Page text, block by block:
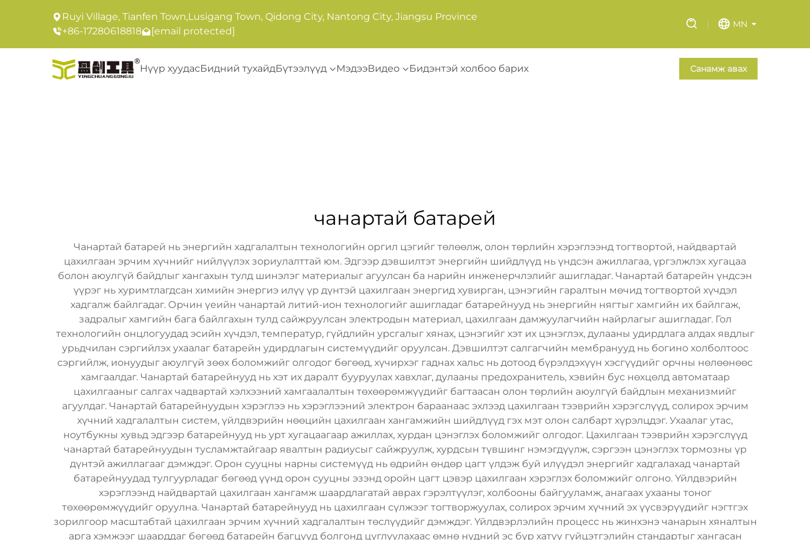
Ruyi Village, Tianfen Town,Lusigang Town, Qidong City, Nantong City, Jiangsu Province
+86-17280618818
[email protected]
MN
Нүүр хуудасБидний тухайдБүтээлүүд МэдээВидео Бидэнтэй холбоо барих Санамж авах
чанартай батарей
Чанартай батарей нь энергийн хадгалалтын технологийн оргил цэгийг төлөөлж, олон төрлийн хэрэглээнд тогтвортой, найдвартай
цахилгаан эрчим хүчнийг нийлүүлэх зориулалттай юм. Эдгээр дэвшилтэт энергийн шийдлүүд нь үндсэн ажиллагаа, үргэлжлэх хугацаа
болон аюулгүй байдлыг хангахын тулд шинэлэг материалыг агуулсан ба нарийн инженерчлэлийг ашигладаг. Чанартай батарейн үндсэн
үүрэг нь хуримтлагдсан химийн энергиэ илүү үр дүнтэй цахилгаан энергид хувирган, цэнэгийн гаралтын мөчид тогтвортой хүчдэл
хадгалж байлгадаг. Орчин үеийн чанартай литий-ион технологийг ашигладаг батарейнууд нь энергийн нягтыг хамгийн их байлгаж,
задралыг хамгийн бага байлгахын тулд сайжруулсан электродын материал, цахилгаан дамжуулагчийн найрлагыг ашигладаг. Гол
технологийн онцлогуудад эсийн хүчдэл, температур, гүйдлийн урсгалыг хянах, цэнэгийг хэт их цэнэглэх, дулааны удирдлага алдах явдлыг
урьдчилан сэргийлэх ухаалаг батарейн удирдлагын системүүдийг оруулсан. Дэвшилтэт салгагчийн мембранууд нь богино холболтоос
сэргийлж, ионуудыг аюулгүй зөөх боломжийг олгодог бөгөөд, хүчирхэг гаднах хальс нь дотоод бүрэлдэхүүн хэсгүүдийг орчны нөлөөнөөс
хамгаалдаг. Чанартай батарейнууд нь хэт их даралт бууруулах хавхлаг, дулааны предохранитель, хэвийн бус нөхцөлд автоматаар
цахилгааныг салгах чадвартай хэлхээний хамгаалалтын төхөөрөмжүүдийг багтаасан олон төрлийн аюулгүй байдлын механизмийг
агуулдаг. Чанартай батарейнуудын хэрэглээ нь хэрэглээний электрон бараанаас эхлээд цахилгаан тээврийн хэрэгслүүд, солирох эрчим
хүчний хадгалалтын систем, үйлдвэрийн нөөцийн цахилгаан хангамжийн шийдлүүд гэх мэт олон салбарт хүрэлцдэг. Ухаалаг утас,
ноутбукны хувьд эдгээр батарейнууд нь урт хугацаагаар ажиллах, хурдан цэнэглэх боломжийг олгодог. Цахилгаан тээврийн хэрэгслүүд
чанартай батарейнуудын тусламжтайгаар явалтын радиусыг сайжруулж, хурдсын түвшинг нэмэгдүүлж, сэргээн цэнэглэх тормозны үр
дүнтэй ажиллагааг дэмждэг. Орон сууцны нарны системүүд нь өдрийн өндөр цагт үлдэж буй илүүдэл энергийг хадгалахад чанартай
батарейнуудад тулгуурладаг бөгөөд үүнд орон сууцны эзэнд оройн цагт цэвэр цахилгаан хэрэглэх боломжийг олгоно. Үйлдвэрийн
хэрэглээнд найдвартай цахилгаан хангамж шаардлагатай аврах гэрэлтүүлэг, холбооны байгууламж, анагаах ухааны тоног
төхөөрөмжүүдийг оруулна. Чанартай батарейнууд нь цахилгаан сүлжээг тогтворжуулах, солирох эрчим хүчний эх үүсвэрүүдийг нэгтгэх
зорилгоор масштабтай цахилгаан эрчим хүчний хадгалалтын төслүүдийг дэмждэг. Үйлдвэрлэлийн процесс нь жинхэнэ чанарын хяналтын
арга хэмжээг шаарддаг бөгөөд батарейн багцууд болгонд цуглуулахаас өмнө нүдний эс бүр хатуу гүйцэтгэлийн стандартыг хангасан